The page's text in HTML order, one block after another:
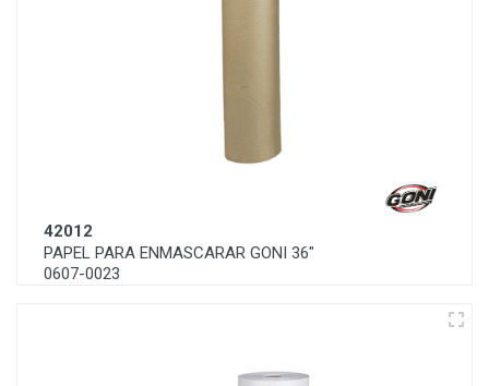
42012
PAPEL PARA ENMASCARAR GONI 36"
0607-0023